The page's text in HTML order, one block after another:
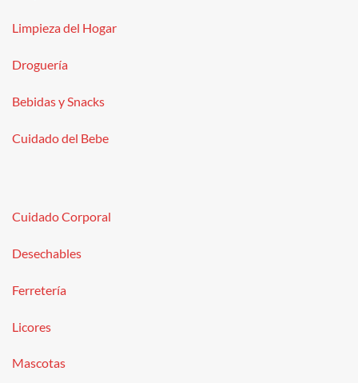
Limpieza del Hogar
Droguería
Bebidas y Snacks
Cuidado del Bebe
Cuidado Corporal
Desechables
Ferretería
Licores
Mascotas